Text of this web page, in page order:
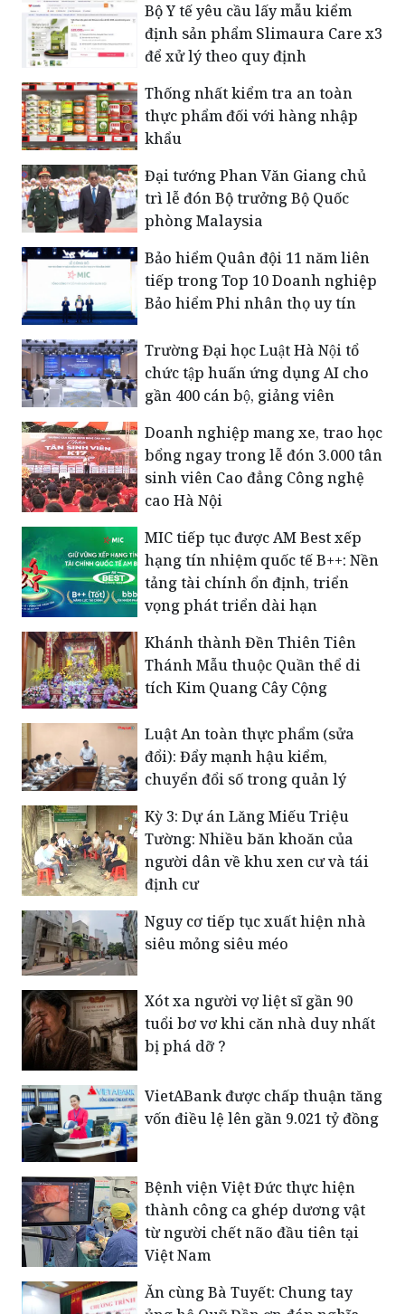
Bộ Y tế yêu cầu lấy mẫu kiểm
định sản phẩm Slimaura Care x3
để xử lý theo quy định
Thống nhất kiểm tra an toàn
thực phẩm đối với hàng nhập
khẩu
Đại tướng Phan Văn Giang chủ
trì lễ đón Bộ trưởng Bộ Quốc
phòng Malaysia
Bảo hiểm Quân đội 11 năm liên
tiếp trong Top 10 Doanh nghiệp
Bảo hiểm Phi nhân thọ uy tín
Trường Đại học Luật Hà Nội tổ
chức tập huấn ứng dụng AI cho
gần 400 cán bộ, giảng viên
Doanh nghiệp mang xe, trao học
bổng ngay trong lễ đón 3.000 tân
sinh viên Cao đẳng Công nghệ
cao Hà Nội
MIC tiếp tục được AM Best xếp
hạng tín nhiệm quốc tế B++: Nền
tảng tài chính ổn định, triển
vọng phát triển dài hạn
Khánh thành Đền Thiên Tiên
Thánh Mẫu thuộc Quần thể di
tích Kim Quang Cây Cộng
Luật An toàn thực phẩm (sửa
đổi): Đẩy mạnh hậu kiểm,
chuyển đổi số trong quản lý
Kỳ 3: Dự án Lăng Miếu Triệu
Tường: Nhiều băn khoăn của
người dân về khu xen cư và tái
định cư
Nguy cơ tiếp tục xuất hiện nhà
siêu mỏng siêu méo
Xót xa người vợ liệt sĩ gần 90
tuổi bơ vơ khi căn nhà duy nhất
bị phá dỡ ?
VietABank được chấp thuận tăng
vốn điều lệ lên gần 9.021 tỷ đồng
Bệnh viện Việt Đức thực hiện
thành công ca ghép dương vật
từ người chết não đầu tiên tại
Việt Nam
Ăn cùng Bà Tuyết: Chung tay